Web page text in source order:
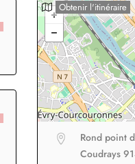
Obtenir l'itinéraire
Rond point
Coudrays